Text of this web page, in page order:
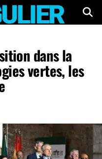
dans la
vertes, les